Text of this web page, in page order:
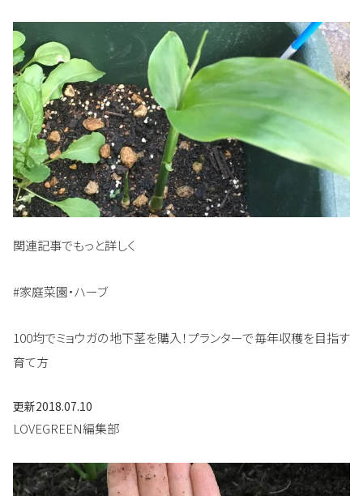
関連記事でもっと詳しく
#家庭菜園・ハーブ
100均でミョウガの地下茎を購入！プランターで毎年収穫を目指す
育て方
更新2018.07.10
LOVEGREEN編集部